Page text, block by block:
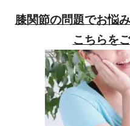
膝関節の問題でお悩
こちらを